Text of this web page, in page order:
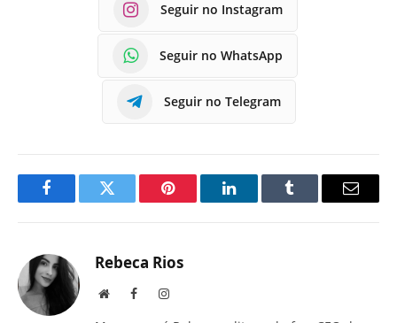
Seguir no Instagram
Seguir no WhatsApp
Seguir no Telegram
FacebookTwitter Pinterest LinkedInTumblr
E-
Rebeca Rios
Site FacebookInstagram